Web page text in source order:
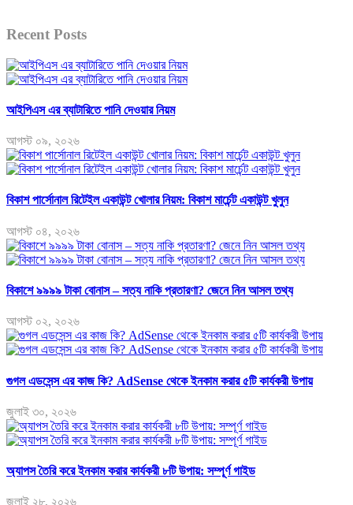
Recent Posts
আইপিএস এর ব্যাটারিতে পানি দেওয়ার নিয়ম
আগস্ট ০৯, ২০২৬
বিকাশ পার্সোনাল রিটেইল একাউন্ট খোলার নিয়ম: বিকাশ মার্চেন্ট একাউন্ট খুলুন
আগস্ট ০৪, ২০২৬
বিকাশে ৯৯৯৯ টাকা বোনাস – সত্য নাকি প্রতারণা? জেনে নিন আসল তথ্য
আগস্ট ০২, ২০২৬
গুগল এডসেন্স এর কাজ কি? AdSense থেকে ইনকাম করার ৫টি কার্যকরী উপায়
জুলাই ৩০, ২০২৬
অ্যাপস তৈরি করে ইনকাম করার কার্যকরী ৮টি উপায়: সম্পূর্ণ গাইড
জুলাই ২৮, ২০২৬